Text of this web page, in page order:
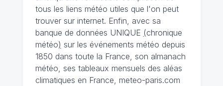
tous les liens météo utiles que l'on peut
trouver sur internet. Enfin, avec sa
banque de données UNIQUE (chronique
météo) sur les événements météo depuis
1850 dans toute la France, son almanach
météo, ses tableaux mensuels des aléas
climatiques en France, meteo-paris.com